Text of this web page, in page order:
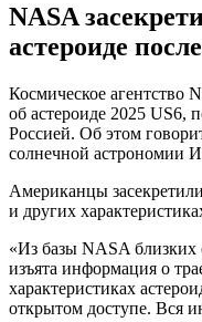
NASA
астероиде
Космическое агентство
об астероиде 2025 US6,
Россией. Об этом
солнечной астрономии
Американцы
и других
«Из базы NASA близких
изъята информация о
характеристиках
открытом доступе. Вся